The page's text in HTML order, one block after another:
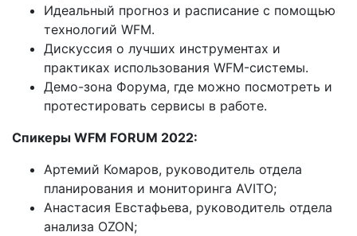
Идеальный прогноз и расписание с помощью
технологий WFM.
Дискуссия о лучших инструментах и
практиках использования WFM-системы.
Демо-зона Форума, где можно посмотреть и
протестировать сервисы в работе.
Спикеры WFM FORUM 2022:
Артемий Комаров, руководитель отдела
планирования и мониторинга AVITO;
Анастасия Евстафьева, руководитель отдела
анализа OZON;